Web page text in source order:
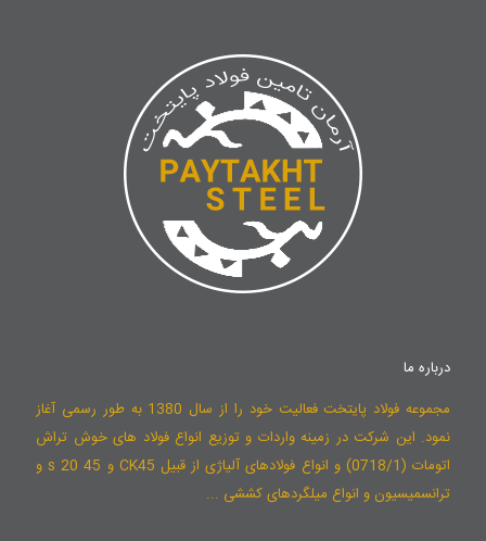
درباره ما
مجموعه فولاد پایتخت فعالیت خود را از سال 1380 به طور رسمی آغاز
نمود. این شرکت در زمینه واردات و توزیع انواع فولاد های خوش تراش
اتومات (0718/1) و انواع فولادهای آلیاژی از قبیل CK45 و 45 s 20 و
ترانسمیسیون و انواع میلگردهای کششی ...